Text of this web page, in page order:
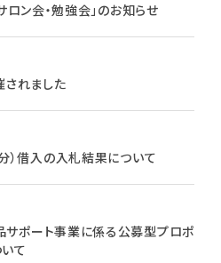
ン会・勉強会」のお知らせ
されました
）借入の入札結果について
ポート事業に係る公募型プロポ
て